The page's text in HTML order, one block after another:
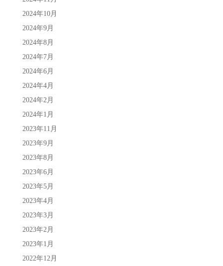
2024年10月
2024年9月
2024年8月
2024年7月
2024年6月
2024年4月
2024年2月
2024年1月
2023年11月
2023年9月
2023年8月
2023年6月
2023年5月
2023年4月
2023年3月
2023年2月
2023年1月
2022年12月